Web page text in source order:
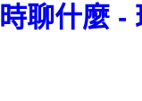
聊什麼 -